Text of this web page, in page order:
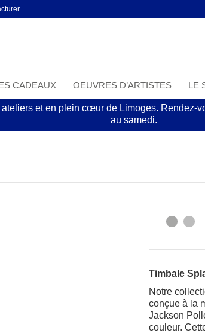
CADEAUX OEUVRES D’ARTISTES LE
et en plein cœur de Limoges. Rendez-
au samedi.
Timbale
Notre
conçue à la
Jackson
couleur.